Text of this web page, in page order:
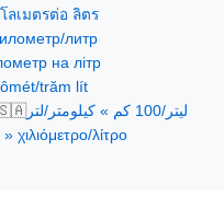
ลเมตรต่อ ลิตร
литр
на літр
trăm lít
ليتر/100 كم » كيلومتر/لتر
χιλιόμετρο/λίτρο